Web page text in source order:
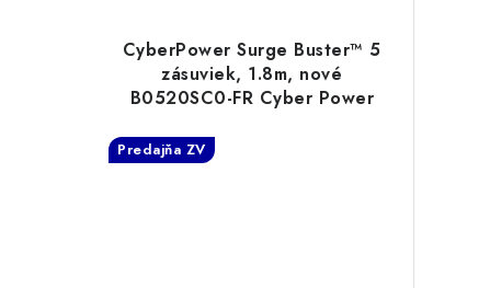
CyberPower Surge Buster™ 5
zásuviek, 1.8m, nové
B0520SC0-FR Cyber Power
Predajňa ZV